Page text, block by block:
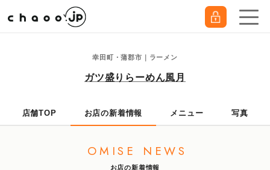
幸田町・蒲郡市｜ラーメン
ガツ盛りらーめん風月
店舗TOP お店の新着情報 メニュー 写真
OMISE NEWS
お店の新着情報